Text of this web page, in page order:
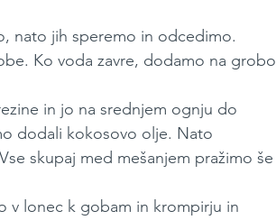
nato jih speremo in odcedimo.
Ko voda zavre, dodamo na grobo
in jo na srednjem ognju do
dodali kokosovo olje. Nato
skupaj med mešanjem pražimo še
v lonec k gobam in krompirju in